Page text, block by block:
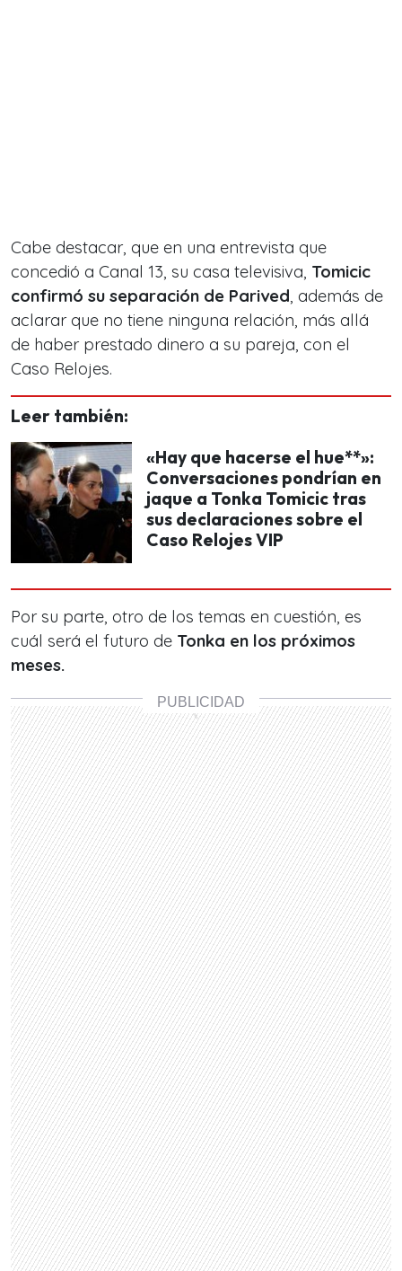
Cabe destacar, que en una entrevista que
concedió a Canal 13, su casa televisiva, Tomicic
confirmó su separación de Parived, además de
aclarar que no tiene ninguna relación, más allá
de haber prestado dinero a su pareja, con el
Caso Relojes.
Leer también:
«Hay que hacerse el hue**»:
Conversaciones pondrían en
jaque a Tonka Tomicic tras
sus declaraciones sobre el
Caso Relojes VIP
Por su parte, otro de los temas en cuestión, es
cuál será el futuro de Tonka en los próximos
meses.